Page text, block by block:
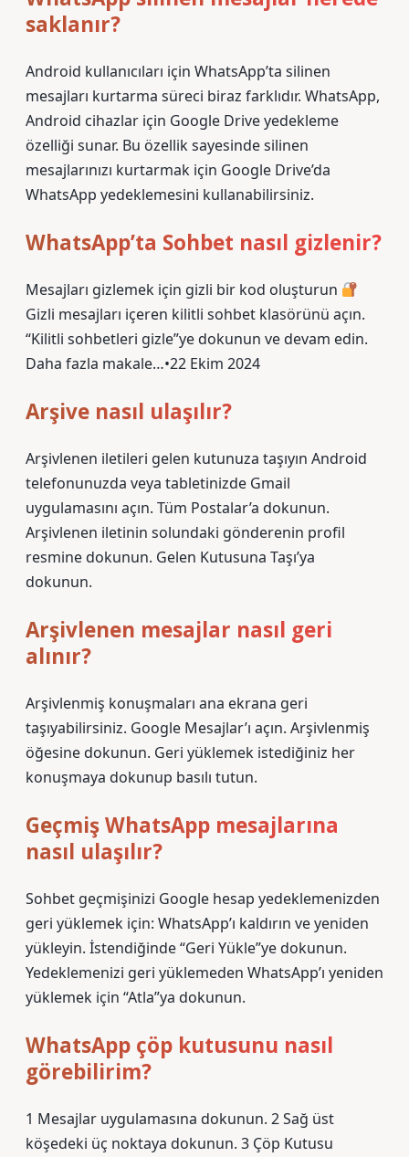
saklanır?
Android kullanıcıları için WhatsApp’ta silinen
mesajları kurtarma süreci biraz farklıdır. WhatsApp,
Android cihazlar için Google Drive yedekleme
özelliği sunar. Bu özellik sayesinde silinen
mesajlarınızı kurtarmak için Google Drive’da
WhatsApp yedeklemesini kullanabilirsiniz.
WhatsApp’ta Sohbet nasıl gizlenir?
Mesajları gizlemek için gizli bir kod oluşturun
Gizli mesajları içeren kilitli sohbet klasörünü açın.
“Kilitli sohbetleri gizle”ye dokunun ve devam edin.
Daha fazla makale…•22 Ekim 2024
Arşive nasıl ulaşılır?
Arşivlenen iletileri gelen kutunuza taşıyın Android
telefonunuzda veya tabletinizde Gmail
uygulamasını açın. Tüm Postalar’a dokunun.
Arşivlenen iletinin solundaki gönderenin profil
resmine dokunun. Gelen Kutusuna Taşı’ya
dokunun.
Arşivlenen mesajlar nasıl geri
alınır?
Arşivlenmiş konuşmaları ana ekrana geri
taşıyabilirsiniz. Google Mesajlar’ı açın. Arşivlenmiş
öğesine dokunun. Geri yüklemek istediğiniz her
konuşmaya dokunup basılı tutun.
Geçmiş WhatsApp mesajlarına
nasıl ulaşılır?
Sohbet geçmişinizi Google hesap yedeklemenizden
geri yüklemek için: WhatsApp’ı kaldırın ve yeniden
yükleyin. İstendiğinde “Geri Yükle”ye dokunun.
Yedeklemenizi geri yüklemeden WhatsApp’ı yeniden
yüklemek için “Atla”ya dokunun.
WhatsApp çöp kutusunu nasıl
görebilirim?
1 Mesajlar uygulamasına dokunun. 2 Sağ üst
köşedeki üç noktaya dokunun. 3 Çöp Kutusu